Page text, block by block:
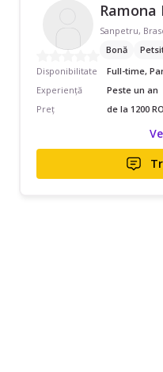
Ramona
Sanpetru,
Bonă
Disponibilitate
Full-time,
Experiență
Peste un an
Preț
de la 1200